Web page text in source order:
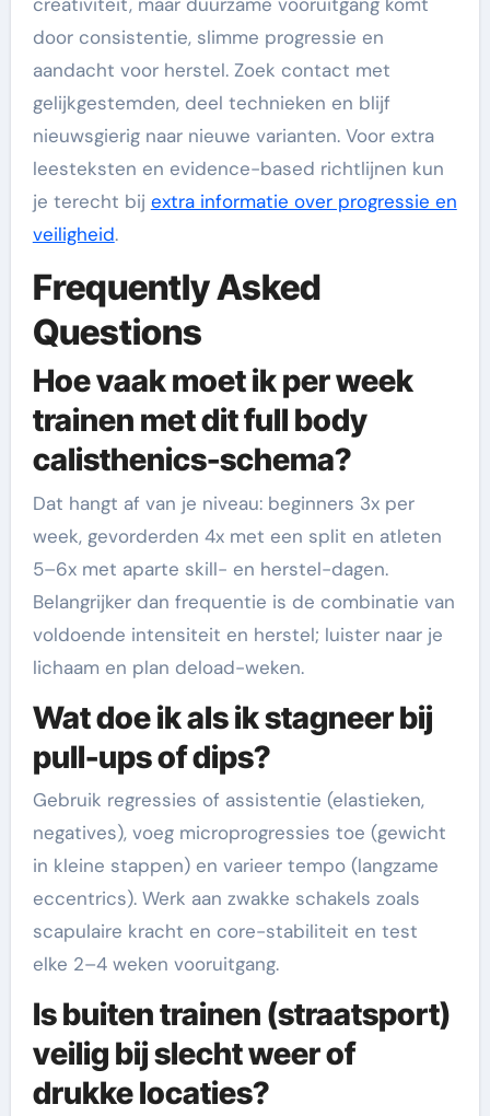
door consistentie, slimme progressie en
aandacht voor herstel. Zoek contact met
gelijkgestemden, deel technieken en blijf
nieuwsgierig naar nieuwe varianten. Voor extra
leesteksten en evidence-based richtlijnen kun
je terecht bij extra informatie over progressie en
veiligheid.
Frequently Asked
Questions
Hoe vaak moet ik per week
trainen met dit full body
calisthenics-schema?
Dat hangt af van je niveau: beginners 3x per
week, gevorderden 4x met een split en atleten
5–6x met aparte skill- en herstel-dagen.
Belangrijker dan frequentie is de combinatie van
voldoende intensiteit en herstel; luister naar je
lichaam en plan deload-weken.
Wat doe ik als ik stagneer bij
pull-ups of dips?
Gebruik regressies of assistentie (elastieken,
negatives), voeg microprogressies toe (gewicht
in kleine stappen) en varieer tempo (langzame
eccentrics). Werk aan zwakke schakels zoals
scapulaire kracht en core-stabiliteit en test
elke 2–4 weken vooruitgang.
Is buiten trainen (straatsport)
veilig bij slecht weer of
drukke locaties?